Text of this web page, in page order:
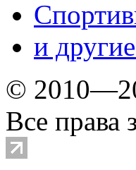
и другие
©
Все